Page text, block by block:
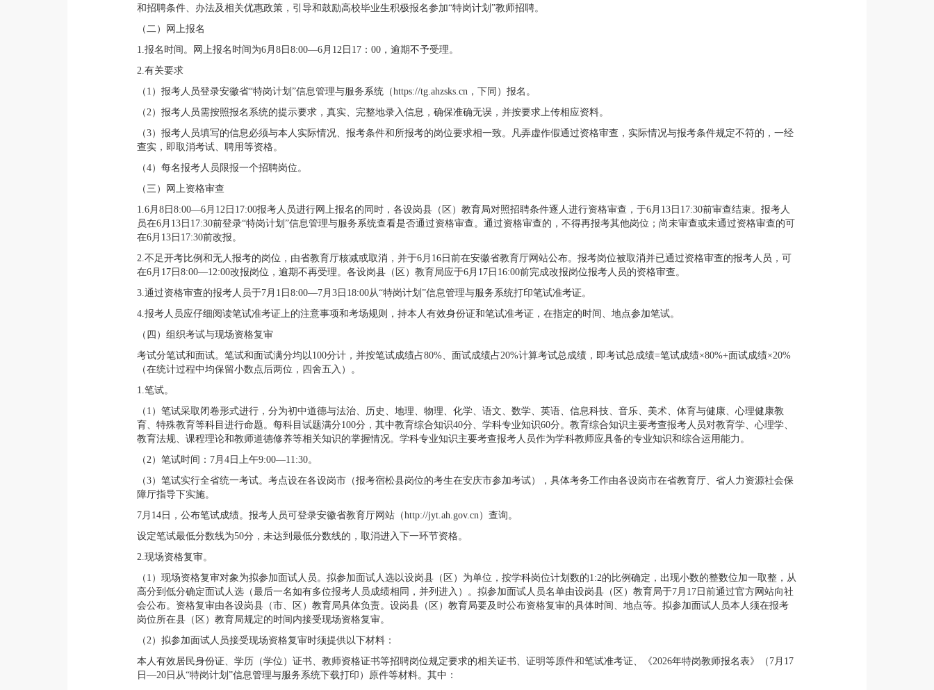
和招聘条件、办法及相关优惠政策，引导和鼓励高校毕业生积极报名参加“特岗计划”教师招聘。
（二）网上报名
1.报名时间。网上报名时间为6月8日8:00—6月12日17：00，逾期不予受理。
2.有关要求
（1）报考人员登录安徽省“特岗计划”信息管理与服务系统（https://tg.ahzsks.cn，下同）报名。
（2）报考人员需按照报名系统的提示要求，真实、完整地录入信息，确保准确无误，并按要求上传相应资料。
（3）报考人员填写的信息必须与本人实际情况、报考条件和所报考的岗位要求相一致。凡弄虚作假通过资格审查，实际情况与报考条件规定不符的，一经
查实，即取消考试、聘用等资格。
（4）每名报考人员限报一个招聘岗位。
（三）网上资格审查
1.6月8日8:00—6月12日17:00报考人员进行网上报名的同时，各设岗县（区）教育局对照招聘条件逐人进行资格审查，于6月13日17:30前审查结束。报考人
员在6月13日17:30前登录“特岗计划”信息管理与服务系统查看是否通过资格审查。通过资格审查的，不得再报考其他岗位；尚未审查或未通过资格审查的可
在6月13日17:30前改报。
2.不足开考比例和无人报考的岗位，由省教育厅核减或取消，并于6月16日前在安徽省教育厅网站公布。报考岗位被取消并已通过资格审查的报考人员，可
在6月17日8:00—12:00改报岗位，逾期不再受理。各设岗县（区）教育局应于6月17日16:00前完成改报岗位报考人员的资格审查。
3.通过资格审查的报考人员于7月1日8:00—7月3日18:00从“特岗计划”信息管理与服务系统打印笔试准考证。
4.报考人员应仔细阅读笔试准考证上的注意事项和考场规则，持本人有效身份证和笔试准考证，在指定的时间、地点参加笔试。
（四）组织考试与现场资格复审
考试分笔试和面试。笔试和面试满分均以100分计，并按笔试成绩占80%、面试成绩占20%计算考试总成绩，即考试总成绩=笔试成绩×80%+面试成绩×20%
（在统计过程中均保留小数点后两位，四舍五入）。
1.笔试。
（1）笔试采取闭卷形式进行，分为初中道德与法治、历史、地理、物理、化学、语文、数学、英语、信息科技、音乐、美术、体育与健康、心理健康教
育、特殊教育等科目进行命题。每科目试题满分100分，其中教育综合知识40分、学科专业知识60分。教育综合知识主要考查报考人员对教育学、心理学、
教育法规、课程理论和教师道德修养等相关知识的掌握情况。学科专业知识主要考查报考人员作为学科教师应具备的专业知识和综合运用能力。
（2）笔试时间：7月4日上午9:00—11:30。
（3）笔试实行全省统一考试。考点设在各设岗市（报考宿松县岗位的考生在安庆市参加考试），具体考务工作由各设岗市在省教育厅、省人力资源社会保
障厅指导下实施。
7月14日，公布笔试成绩。报考人员可登录安徽省教育厅网站（http://jyt.ah.gov.cn）查询。
设定笔试最低分数线为50分，未达到最低分数线的，取消进入下一环节资格。
2.现场资格复审。
（1）现场资格复审对象为拟参加面试人员。拟参加面试人选以设岗县（区）为单位，按学科岗位计划数的1:2的比例确定，出现小数的整数位加一取整，从
高分到低分确定面试人选（最后一名如有多位报考人员成绩相同，并列进入）。拟参加面试人员名单由设岗县（区）教育局于7月17日前通过官方网站向社
会公布。资格复审由各设岗县（市、区）教育局具体负责。设岗县（区）教育局要及时公布资格复审的具体时间、地点等。拟参加面试人员本人须在报考
岗位所在县（区）教育局规定的时间内接受现场资格复审。
（2）拟参加面试人员接受现场资格复审时须提供以下材料：
本人有效居民身份证、学历（学位）证书、教师资格证书等招聘岗位规定要求的相关证书、证明等原件和笔试准考证、《2026年特岗教师报名表》（7月17
日—20日从“特岗计划”信息管理与服务系统下载打印）原件等材料。其中：